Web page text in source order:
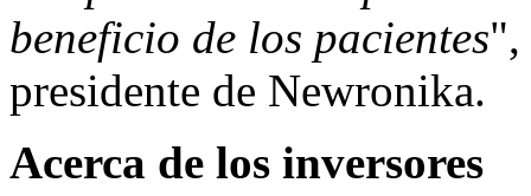
beneficio de los pacientes
presidente de Newronika.
Acerca de los inversores